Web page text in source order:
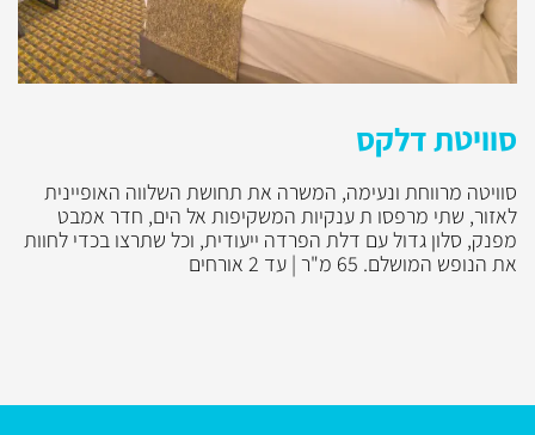
סוויטת דלקס
סוויטה מרווחת ונעימה, המשרה את תחושת השלווה האופיינית
לאזור, שתי מרפסו ת ענקיות המשקיפות אל הים, חדר אמבט
מפנק, סלון גדול עם דלת הפרדה ייעודית, וכל שתרצו בכדי לחוות
את הנופש המושלם. 65 מ"ר | עד 2 אורחים